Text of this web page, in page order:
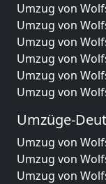
Umzug von
Umzug von
Umzug von
Umzug von
Umzug von
Umzug von
Umzüge-
Umzug von
Umzug von
Umzug von